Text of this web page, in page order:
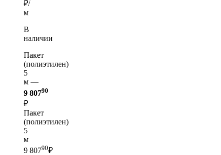
₽/
м
В
наличии
Пакет
(полиэтилен)
5
м —
9 80790
₽
Пакет
(полиэтилен)
5
м
9 80790₽